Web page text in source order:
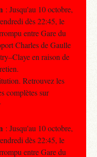
: Jusqu'au 10 octobre,
dès 22:45, le
entre Gare du
Charles de Gaulle
en raison de
Retrouvez les
complètes sur
: Jusqu'au 10 octobre,
dès 22:45, le
entre Gare du